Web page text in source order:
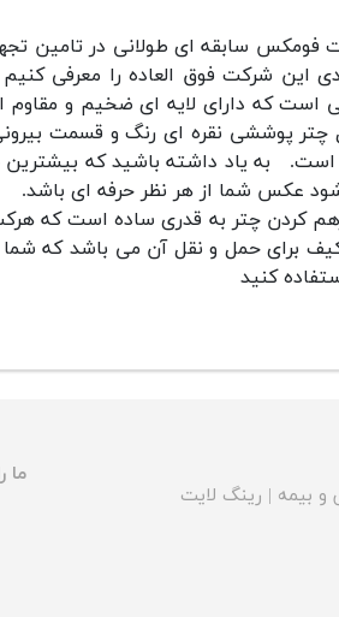
فومکس سابقه ای طولانی در تامین
این شرکت فوق العاده را معرفی
که دارای لایه ای ضخیم و مقاوم است که
چتر پوششی نقره ای رنگ و قسمت
است.
به یاد داشته باشید که
عکس شما از هر نظر حرفه ای باشد.
کردن چتر به قدری ساده است که
برای حمل و نقل آن می باشد که شما
کنید
و بیمه | رینگ لایت
ما